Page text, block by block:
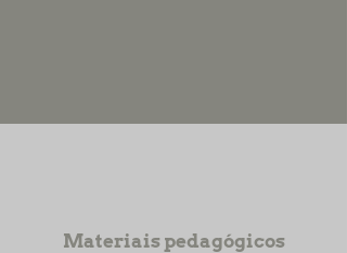
Materiais pedagógicos